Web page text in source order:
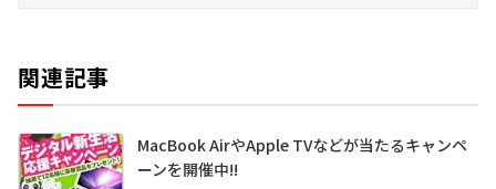
関連記事
MacBook AirやApple TVなどが当たるキャンペ
ーンを開催中!!